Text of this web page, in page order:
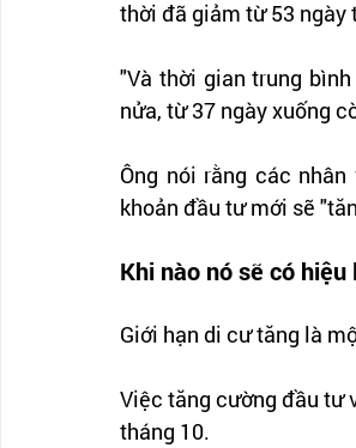
thời đã giảm từ 53 ngày
"Và thời gian trung
nửa, từ 37 ngày xuống
Ông nói rằng các
khoản đầu tư mới sẽ
Khi nào nó sẽ có hiệu
Giới hạn di cư tăng là
Việc tăng cường đầu tư
tháng 10.